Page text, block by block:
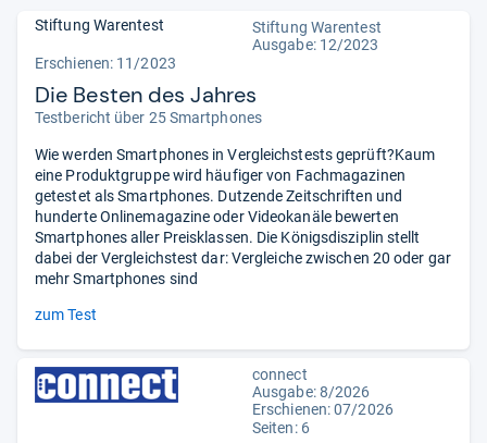
Stiftung Warentest
Stiftung Warentest
Ausgabe: 12/2023
Erschienen: 11/2023
Die Besten des Jahres
Testbericht über 25 Smartphones
Wie werden Smartphones in Vergleichstests geprüft?Kaum
eine Produktgruppe wird häufiger von Fachmagazinen
getestet als Smartphones. Dutzende Zeitschriften und
hunderte Onlinemagazine oder Videokanäle bewerten
Smartphones aller Preisklassen. Die Königsdisziplin stellt
dabei der Vergleichstest dar: Vergleiche zwischen 20 oder gar
mehr Smartphones sind
zum Test
connect
Ausgabe: 8/2026
Erschienen:07/2026
Seiten: 6